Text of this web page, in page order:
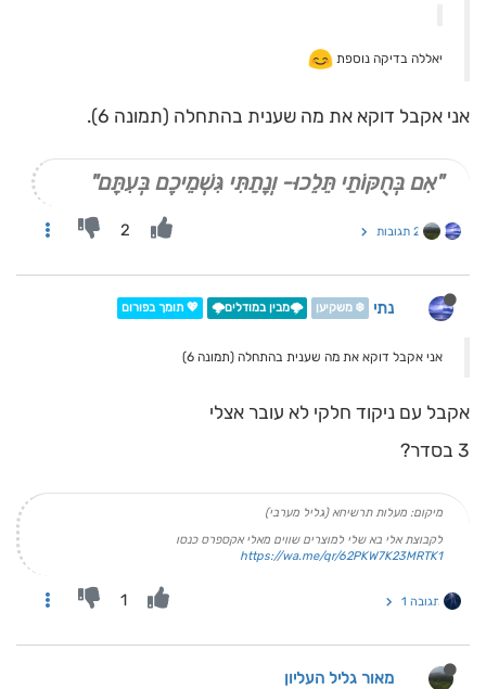
יאללה בדיקה נוספת
אני אקבל דוקא את מה שענית בהתחלה (תמונה 6).
"אִם בְּחֻקּוֹתַי תֵּלֵכוּ- וְנָתַתִּי גִּשְׁמֵיכֶם בְּעִתָּם"
2 תגובות 2
נתי ❄️ משקיען 🌩️מבין במודלים🌩️ 💖 תומך בפורום
אני אקבל דוקא את מה שענית בהתחלה (תמונה 6)
אקבל עם ניקוד חלקי לא עובר אצלי
3 בסדר?
מיקום: מעלות תרשיחא (גליל מערבי)
לקבוצת אלי בא שלי למוצרים שווים מאלי אקספרס כנסו
https://wa.me/qr/62PKW7K23MRTK1
תגובה 1 1
מאור גליל העליון